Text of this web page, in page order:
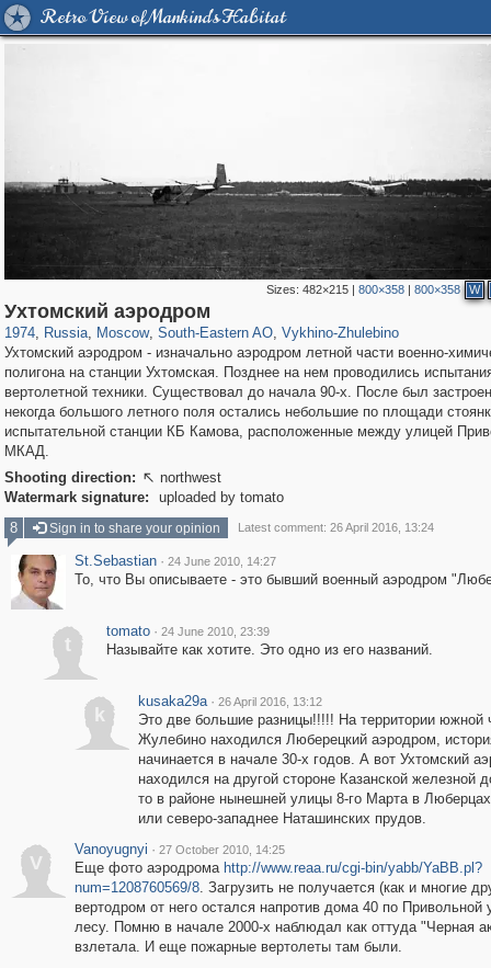
Retro View of Mankind's Habitat
Sizes:482×215 |800×358 |800×358 W
Ухтомский аэродром
1974, Russia
1,406,849 29,243
, Moscow
319,861 8,286
, South-Eastern AO
11,379 197
, Vykhino-Zhulebino
Ухтомский аэродром - изначально аэродром летной части военно-
полигона на станции Ухтомская. Позднее на нем проводились
вертолетной техники. Существовал до начала 90-х. После был
некогда большого летного поля остались небольшие по площади
испытательной станции КБ Камова, расположенные между улицей
МКАД.
Shooting direction:  northwest
Watermark signature:
uploaded by tomato
8
Sign in to share your opinion Latest comment: 26 April 2016, 13:24
St.Sebastian · 24 June 2010, 14:27
То, что Вы описываете - это бывший военный аэродром
t
tomato · 24 June 2010, 23:39
Называйте как хотите. Это одно из его названий.
k
kusaka29a · 26 April 2016, 13:12
Это две большие разницы!!!!! На территории южной
Жулебино находился Люберецкий аэродром,
начинается в начале 30-х годов. А вот Ухтомский
находился на другой стороне Казанской железной
то в районе нынешней улицы 8-го Марта в
или северо-западнее Наташинских прудов.
V
Vanoyugnyi · 27 October 2010, 14:25
Еще фото аэродрома http://www.reaa.ru/cgi-bin/yabb/YaBB.pl?
num=1208760569/8. Загрузить не получается (как и многие
вертодром от него остался напротив дома 40 по Привольной
лесу. Помню в начале 2000-х наблюдал как оттуда "Черная
взлетала. И еще пожарные вертолеты там были.